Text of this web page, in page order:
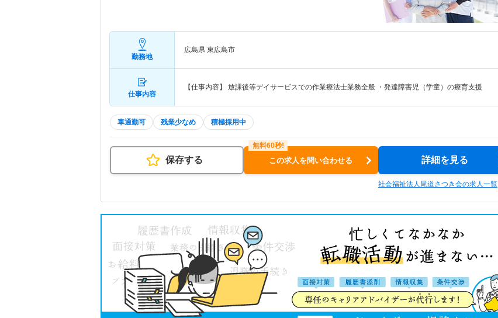
勤務地
広島県 東広島市
仕事内容
【仕事内容】 放課後等デイサービスでの作業療法士業務全般 ・発達障害児（学童）の療育支援
車通勤可 残業少なめ 積極採用中
保存する この求人を問い合わせる 詳細を見る
社会福祉法人尾道さつき会の求人一覧